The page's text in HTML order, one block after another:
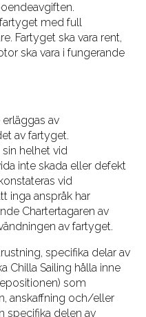
med full
Fartyget ska vara rent,
ska vara i fungerande
av
av fartyget.
helhet vid
inte skada eller defekt
vid
inga anspråk har
Chartertagaren av
av fartyget.
specifika delar av
Chilla Sailing hålla inne
som
anskaffning och/eller
specifika delen av